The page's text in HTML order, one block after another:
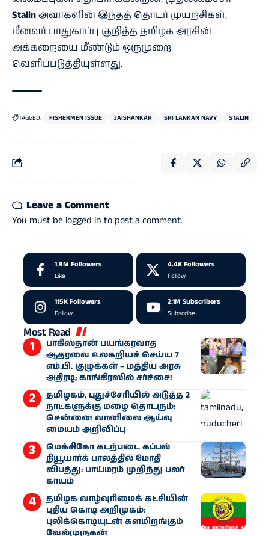
Stalinஅவர்களின் இந்தத் தொடர் முயற்சிகள்,
மீனவர் பாதுகாப்பு குறித்த தமிழக அரசின்
அக்கறையை மீண்டும் ஒருமுறை
வெளிப்படுத்தியுள்ளது.
TAGGED: FISHERMEN ISSUE JAISHANKAR SRI LANKAN NAVY STALIN
Leave a Comment
You must be logged in to post a comment.
1.5M Followers
Like
4.4K Followers
Follow
115KFollowers
Follow
2.1M Subscribers
Subscribe
Most Read
பாகிஸ்தான் பயங்கரவாத
ஆதரவை உலகறியச் செய்ய 7
எம்.பி. குழுக்கள் – மத்திய அரசு
அதிரடி; காங்கிரஸில் சர்ச்சை!
தமிழகம், புதுச்சேரியில் அடுத்த 2
நாட்களுக்கு மழை தொடரும்:
சென்னை வானிலை ஆய்வு
மையம் அறிவிப்பு
மெக்சிகோ கடற்படை கப்பல்
நியூயார்க் பாலத்தில் மோதி
விபத்து: பாய்மரம் முறிந்து பலர்
காயம்
தமிழக வாழ்வுரிமைக் கட்சியின்
புதிய கொடி அறிமுகம்:
புலிக்கொடியுடன் களமிறங்கும்
வேல்முருகன்